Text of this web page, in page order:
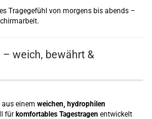
Tragegefühl von morgens bis abends –
weich, bewährt &
aus einem weichen, hydrophilen
für komfortables Tagestragen entwickelt